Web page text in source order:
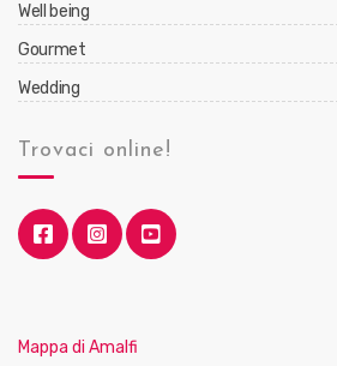
Well being
Gourmet
Wedding
Trovaci online!
Mappa di Amalfi